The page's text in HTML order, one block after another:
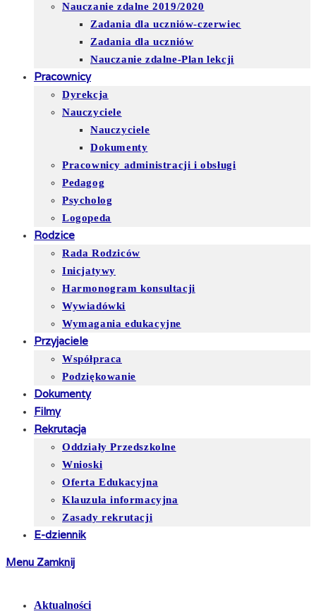
Nauczanie zdalne 2019/2020
Zadania dla uczniów-czerwiec
Zadania dla uczniów
Nauczanie zdalne-Plan lekcji
Pracownicy
Dyrekcja
Nauczyciele
Nauczyciele
Dokumenty
Pracownicy administracji i obsługi
Pedagog
Psycholog
Logopeda
Rodzice
Rada Rodziców
Inicjatywy
Harmonogram konsultacji
Wywiadówki
Wymagania edukacyjne
Przyjaciele
Współpraca
Podziękowanie
Dokumenty
Filmy
Rekrutacja
Oddziały Przedszkolne
Wnioski
Oferta Edukacyjna
Klauzula informacyjna
Zasady rekrutacji
E-dziennik
Menu Zamknij
Aktualności